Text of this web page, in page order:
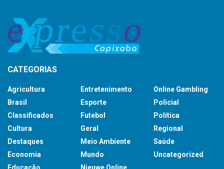
CATEGORIAS
Agricultura
Brasil
Classificados
Cultura
Destaques
Economia
Educação
Entretenimento
Esporte
Futebol
Geral
Meio Ambiente
Mundo
Nieuwe Online
Online Gambling
Policial
Política
Regional
Saúde
Uncategorized